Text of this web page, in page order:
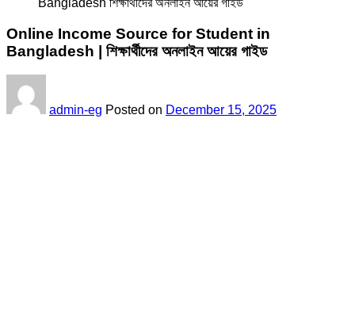
Online Income Source for Student in
Bangladesh | শিক্ষার্থীদের অনলাইন আয়ের গাইড
admin-eg Posted on December 15, 2025